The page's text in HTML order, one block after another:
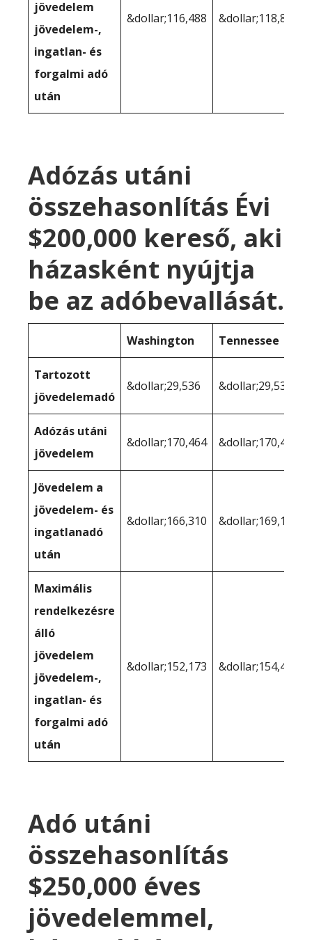
jövedelem
jövedelem-,
ingatlan- és
forgalmi adó
után
&dollar;116,488 &dollar;118,812
Adózás utáni
összehasonlítás Évi
$200,000 kereső, aki
házasként nyújtja
be az adóbevallását.
Washington Tennessee
Tartozott
jövedelemadó
&dollar;29,536 &dollar;29,536
Adózás utáni
jövedelem
&dollar;170,464 &dollar;170,464
Jövedelem a
jövedelem- és
ingatlanadó
után
&dollar;166,310 &dollar;169,159
Maximális
rendelkezésre
álló
jövedelem
jövedelem-,
ingatlan- és
forgalmi adó
után
&dollar;152,173 &dollar;154,412
Adó utáni
összehasonlítás
$250,000 éves
jövedelemmel,